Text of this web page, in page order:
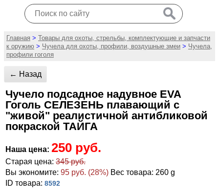
Главная > Товары для охоты, стрельбы, комплектующие и запчасти
к оружию > Чучела для охоты, профили, воздушные змеи > Чучела,
профили гоголя
← Назад
Чучело подсадное надувное EVA
Гоголь СЕЛЕЗЕНЬ плавающий с
"живой" реалистичной антибликовой
покраской ТАЙГА
Наша цена: 250 руб.
Старая цена: 345 руб.
Вы экономите: 95 руб. (28%) Вес товара: 260 g
ID товара: 8592